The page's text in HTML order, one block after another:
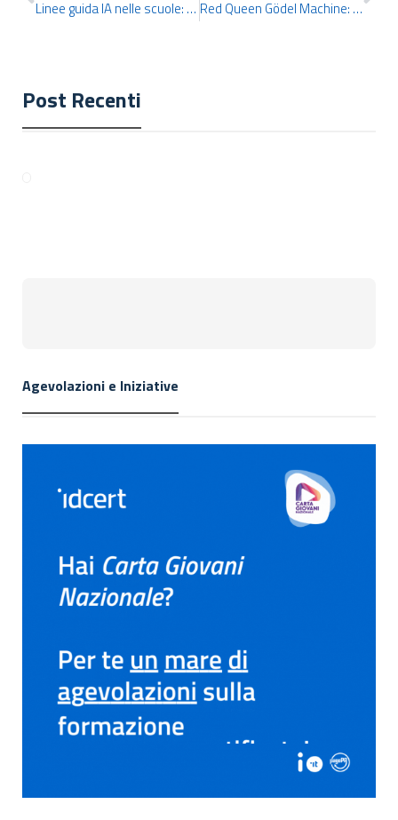
Linee guida IA nelle scuole: cosa prevede il MIM Red Queen Gödel Machine: l’AI che si auto-migliora
Post Recenti
Agevolazioni e Iniziative